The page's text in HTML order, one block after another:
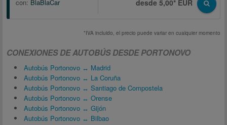
con: BlaBlaCar desde 5,00* EUR
*IVA incluido, el precio puede variar en cualquier momento
CONEXIONES DE AUTOBÚS DESDE PORTONOVO
Autobús Portonovo ↔ Madrid
Autobús Portonovo ↔ La Coruña
Autobús Portonovo ↔ Santiago de Compostela
Autobús Portonovo ↔ Orense
Autobús Portonovo ↔ Gijón
Autobús Portonovo ↔ Bilbao